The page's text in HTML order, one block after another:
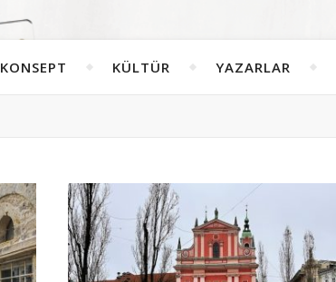
KONSEPT KÜLTÜR YAZARLAR